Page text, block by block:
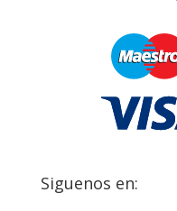
Siguenos en: